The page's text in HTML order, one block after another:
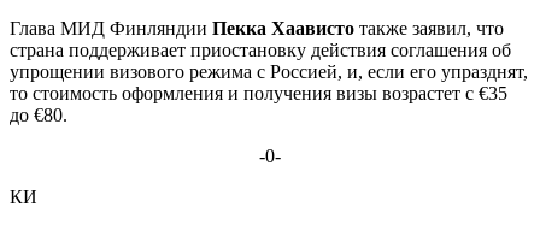
Глава МИД Финляндии Пекка Хаависто также заявил, что
страна поддерживает приостановку действия соглашения об
упрощении визового режима с Россией, и, если его упразднят,
то стоимость оформления и получения визы возрастет с €35
до €80.
-0-
КИ